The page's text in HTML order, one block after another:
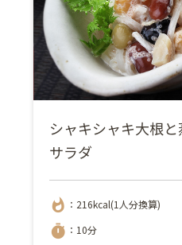
シャキシャキ大根
サラダ
whatshot ：216kcal(1人分換算)
timer ：10分